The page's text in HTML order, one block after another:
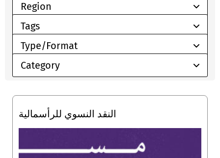
Region
Tags
Type/Format
Category
النقد النسوي للرأسمالية